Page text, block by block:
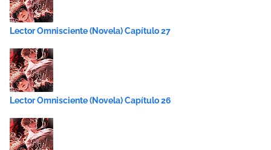
Lector Omnisciente (Novela) Capítulo 27
Lector Omnisciente (Novela) Capítulo 26